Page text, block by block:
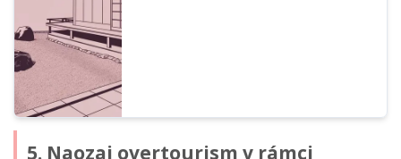
5. Naozaj overtourism v rámci